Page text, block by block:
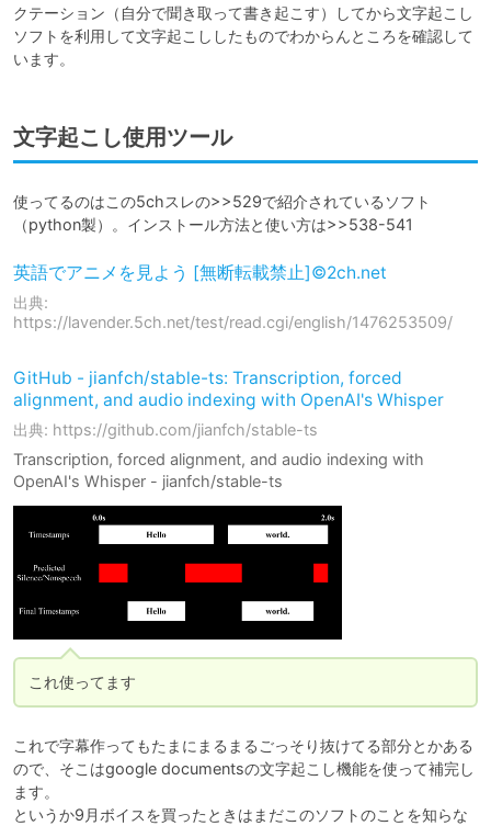
クテーション（自分で聞き取って書き起こす）してから文字起こし
ソフトを利用して文字起こししたものでわからんところを確認して
います。
文字起こし使用ツール
使ってるのはこの5chスレの>>529で紹介されているソフト
（python製）。インストール方法と使い方は>>538-541
英語でアニメを見よう [無断転載禁止]©2ch.net
出典:
https://lavender.5ch.net/test/read.cgi/english/1476253509/
GitHub - jianfch/stable-ts: Transcription, forced
alignment, and audio indexing with OpenAI's Whisper
出典: https://github.com/jianfch/stable-ts
Transcription, forced alignment, and audio indexing with
OpenAI's Whisper - jianfch/stable-ts
これ使ってます
これで字幕作ってもたまにまるまるごっそり抜けてる部分とかある
ので、そこはgoogle documentsの文字起こし機能を使って補完し
ます。
というか9月ボイスを買ったときはまだこのソフトのことを知らな